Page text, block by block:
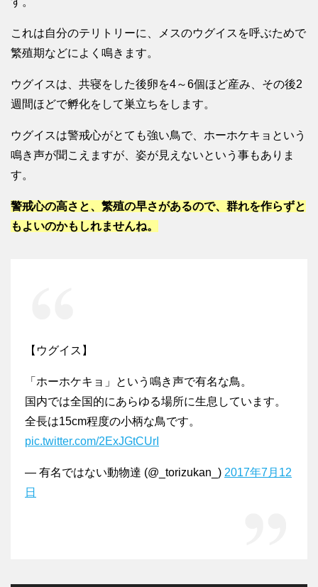
これは自分のテリトリーに、メスのウグイスを呼ぶためで
繁殖期などによく鳴きます。
ウグイスは、共寝をした後卵を4～6個ほど産み、その後2
週間ほどで孵化をして巣立ちをします。
ウグイスは警戒心がとても強い鳥で、ホーホケキョという
鳴き声が聞こえますが、姿が見えないという事もありま
す。
警戒心の高さと、繁殖の早さがあるので、群れを作らずと
もよいのかもしれませんね。
【ウグイス】
「ホーホケキョ」という鳴き声で有名な鳥。
国内では全国的にあらゆる場所に生息しています。
全長は15cm程度の小柄な鳥です。
pic.twitter.com/2ExJGtCUrI
— 有名ではない動物達 (@_torizukan_) 2017年7月12
日